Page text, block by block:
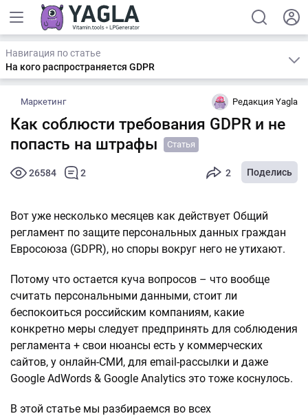
Навигация по статье
На кого распространяется GDPR
Маркетинг Редакция Yagla
Как соблюсти требования GDPR и не
попасть на штрафы
Статья
26584 2 2 Поделись
Вот уже несколько месяцев как действует Общий
регламент по защите персональных данных граждан
Евросоюза (GDPR), но споры вокруг него не утихают.
Потому что остается куча вопросов – что вообще
считать персональными данными, стоит ли
беспокоиться российским компаниям, какие
конкретно меры следует предпринять для соблюдения
регламента + свои нюансы есть у коммерческих
сайтов, у онлайн-СМИ, для email-рассылки и даже
Google AdWords & Google Analytics это тоже коснулось.
В этой статье мы разбираемся во всех